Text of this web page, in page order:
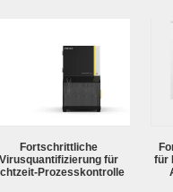
Fortschrittliche
Virusquantifizierung für
Prozesskontrolle
für